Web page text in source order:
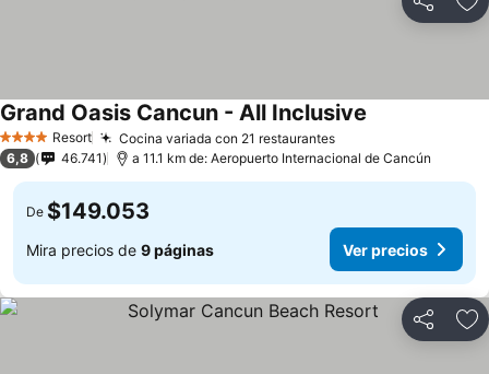
Compartir
4 EstrellasResort Cocina variada con 21 restaurantes
Grand Oasis Cancun - All Inclusive
6,8 46.741 a 11.1 km de: Aeropuerto Internacional de Cancún
De $149.053
Mira precios de 9 páginas Ver precios
Compartir